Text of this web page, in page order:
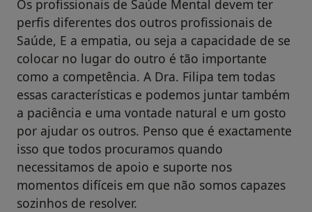
Os profissionais de Saúde Mental devem ter
perfis diferentes dos outros profissionais de
Saúde, E a empatia, ou seja a capacidade de se
colocar no lugar do outro é tão importante
como a competência. A Dra. Filipa tem todas
essas características e podemos juntar também
a paciência e uma vontade natural e um gosto
por ajudar os outros. Penso que é exactamente
isso que todos procuramos quando
necessitamos de apoio e suporte nos
momentos difíceis em que não somos capazes
sozinhos de resolver.